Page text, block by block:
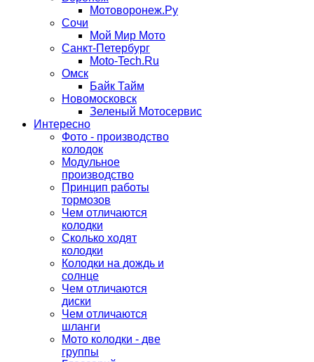
Мотоворонеж.Ру
Сочи
Мой Мир Мото
Санкт-Петербург
Moto-Tech.Ru
Омск
Байк Тайм
Новомосковск
Зеленый Мотосервис
Интересно
Фото - производство
колодок
Модульное
производство
Принцип работы
тормозов
Чем отличаются
колодки
Сколько ходят
колодки
Колодки на дождь и
солнце
Чем отличаются
диски
Чем отличаются
шланги
Мото колодки - две
группы